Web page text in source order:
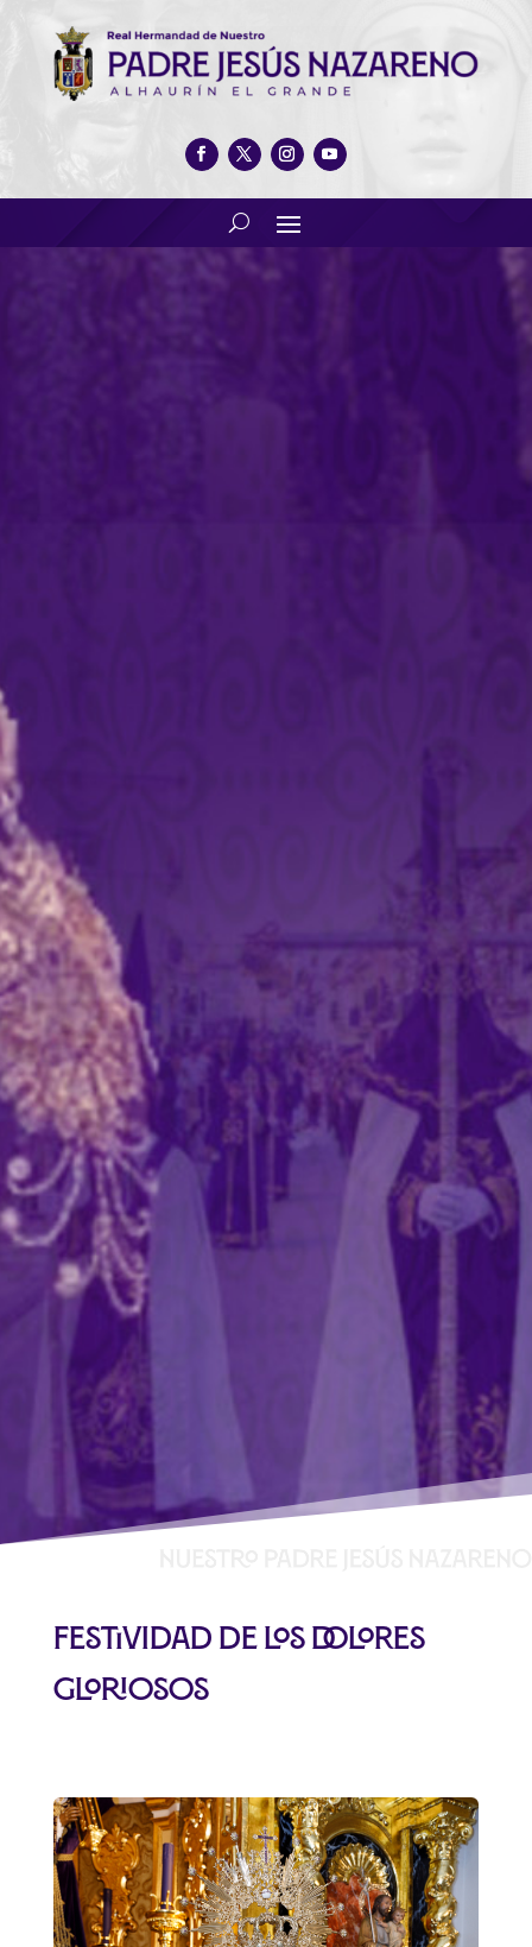
Festividad de los Dolores
Gloriosos